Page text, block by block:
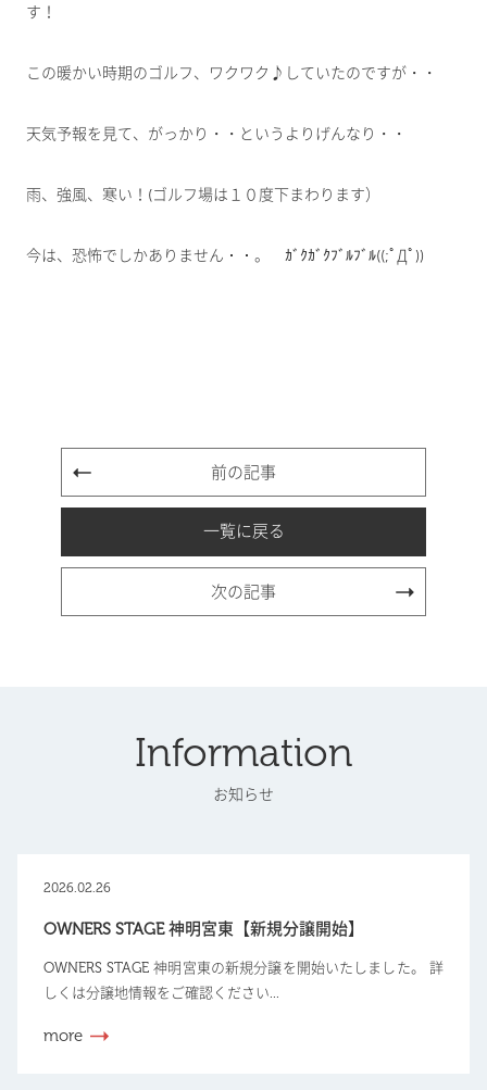
す！
この暖かい時期のゴルフ、ワクワク♪していたのですが・・
天気予報を見て、がっかり・・というよりげんなり・・
雨、強風、寒い！(ゴルフ場は１０度下まわります）
今は、恐怖でしかありません・・。 ｶﾞｸｶﾞｸﾌﾞﾙﾌﾞﾙ((;ﾟДﾟ))
前の記事
一覧に戻る
次の記事
Information
お知らせ
2026.02.26
OWNERS STAGE 神明宮東【新規分譲開始】
OWNERS STAGE 神明宮東の新規分譲を開始いたしました。 詳
しくは分譲地情報をご確認ください...
more